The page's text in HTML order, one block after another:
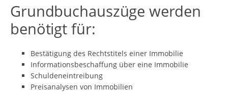
Grundbuchauszüge werden
benötigt für:
Bestätigung des Rechtstitels einer Immobilie
Informationsbeschaffung über eine Immobilie
Schuldeneintreibung
Preisanalysen von Immobilien